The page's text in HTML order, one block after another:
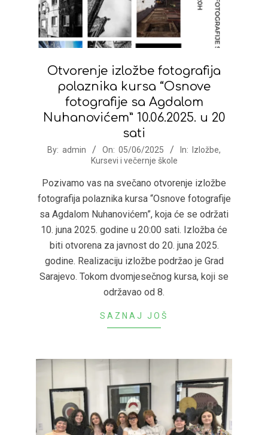
Otvorenje izložbe fotografija
polaznika kursa “Osnove
fotografije sa Agdalom
Nuhanovićem” 10.06.2025. u 20
sati
2025-
05
By: admin On: 05/06/2025 In: Izložbe,
Kursevi i večernje škole
Pozivamo vas na svečano otvorenje izložbe
fotografija polaznika kursa “Osnove fotografije
sa Agdalom Nuhanovićem”, koja će se održati
10. juna 2025. godine u 20:00 sati. Izložba će
biti otvorena za javnost do 20. juna 2025.
godine. Realizaciju izložbe podržao je Grad
Sarajevo. Tokom dvomjesečnog kursa, koji se
održavao od 8.
SAZNAJ JOŠ